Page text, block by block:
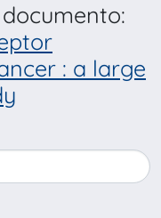
: a large